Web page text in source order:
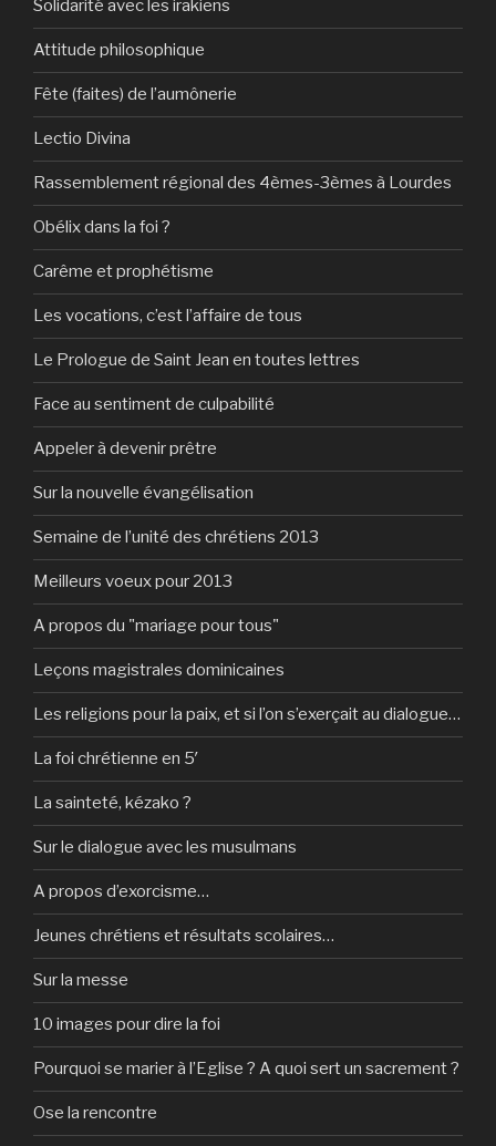
Solidarité avec les irakiens
Attitude philosophique
Fête (faites) de l’aumônerie
Lectio Divina
Rassemblement régional des 4èmes-3èmes à Lourdes
Obélix dans la foi ?
Carême et prophétisme
Les vocations, c’est l’affaire de tous
Le Prologue de Saint Jean en toutes lettres
Face au sentiment de culpabilité
Appeler à devenir prêtre
Sur la nouvelle évangélisation
Semaine de l’unité des chrétiens 2013
Meilleurs voeux pour 2013
A propos du "mariage pour tous"
Leçons magistrales dominicaines
Les religions pour la paix, et si l’on s’exerçait au dialogue…
La foi chrétienne en 5′
La sainteté, kézako ?
Sur le dialogue avec les musulmans
A propos d’exorcisme…
Jeunes chrétiens et résultats scolaires…
Sur la messe
10 images pour dire la foi
Pourquoi se marier à l’Eglise ? A quoi sert un sacrement ?
Ose la rencontre